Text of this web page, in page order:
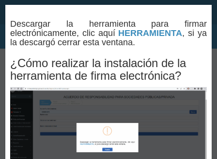
Toggle
navigation
1 2 3 4
Portal de servicios al ciudadano del GAD
Municipal del cantón Portoviejo
Inicie aquí sus Trámites Municipales
Here
ACUERDO DE
RESPONSABILIDAD PARA
Descargar la herramienta para firmar
electrónicamente, clic aquí HERRAMIENTA, si ya
la descargó cerrar esta ventana.
¿Cómo realizar la instalación de la
herramienta de firma electrónica?